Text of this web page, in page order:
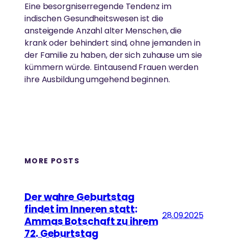
Ammas Ashram in Südindien.
Eine besorgniserregende Tendenz im
indischen Gesundheitswesen ist die
ansteigende Anzahl alter Menschen, die
krank oder behindert sind, ohne jemanden in
der Familie zu haben, der sich zuhause um sie
kümmern würde. Eintausend Frauen werden
ihre Ausbildung umgehend beginnen.
MORE POSTS
Der wahre Geburtstag
findet im Inneren statt:
Ammas Botschaft zu ihrem
72. Geburtstag
28.09.2025